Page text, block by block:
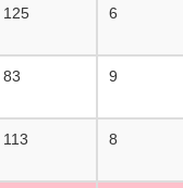
125 6
83 9
113 8